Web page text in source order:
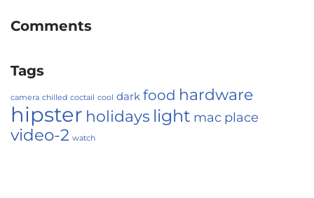
Comments
Tags
camera chilled coctail cool dark food hardware
hipster holidays light mac place
video-2 watch